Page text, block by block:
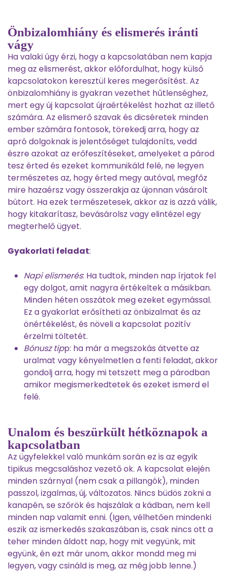
Önbizalomhiány és elismerés iránti
vágy
Ha valaki úgy érzi, hogy a kapcsolatában nem kapja
meg az elismerést, akkor előfordulhat, hogy külső
kapcsolatokon keresztül keres megerősítést. Az
önbizalomhiány is gyakran vezethet hűtlenséghez,
mert egy új kapcsolat újraértékelést hozhat az illető
számára. Az elismerő szavak és dicséretek minden
ember számára fontosok, törekedj arra, hogy az
apró dolgoknak is jelentőséget tulajdoníts, vedd
észre azokat az erőfeszítéseket, amelyeket a párod
tesz érted és ezeket kommunikáld felé, ne legyen
természetes az, hogy érted megy autóval, megfőz
mire hazaérsz vagy összerakja az újonnan vásárolt
bútort. Ha ezek természetesek, akkor az is azzá válik,
hogy kitakarítasz, bevásárolsz vagy elintézel egy
megterhelő ügyet.
Gyakorlati feladat:
Napi elismerés: Ha tudtok, minden nap írjatok fel
egy dolgot, amit nagyra értékeltek a másikban.
Minden héten osszátok meg ezeket egymással.
Ez a gyakorlat erősítheti az önbizalmat és az
önértékelést, és növeli a kapcsolat pozitív
érzelmi töltetét.
Bónusz tipp: ha már a megszokás átvette az
uralmat vagy kényelmetlen a fenti feladat, akkor
gondolj arra, hogy mi tetszett meg a párodban
amikor megismerkedtetek és ezeket ismerd el
felé.
Unalom és beszürkült hétköznapok a
kapcsolatban
Az ügyfelekkel való munkám során ez is az egyik
tipikus megcsaláshoz vezető ok. A kapcsolat elején
minden szárnyal (nem csak a pillangók), minden
passzol, izgalmas, új, változatos. Nincs büdös zokni a
kanapén, se szőrök és hajszálak a kádban, nem kell
minden nap valamit enni. (Igen, vélhetően mindenki
eszik az ismerkedés szakaszában is, csak nincs ott a
teher minden áldott nap, hogy mit vegyünk, mit
együnk, én ezt már unom, akkor mondd meg mi
legyen, vagy csináld is meg, az még jobb lenne.)